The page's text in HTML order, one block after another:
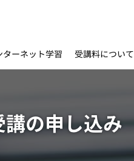
ターネット学習 受講料について
講の申し込み